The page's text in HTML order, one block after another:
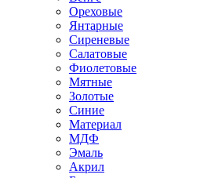
Ореховые
Янтарные
Сиреневые
Салатовые
Фиолетовые
Мятные
Золотые
Синие
Материал
МДФ
Эмаль
Акрил